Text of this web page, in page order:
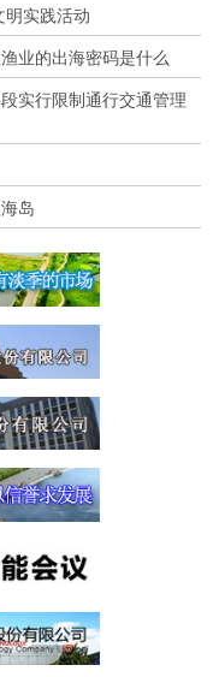
实践活动
业的出海密码是什么
实行限制通行交通管理
岛